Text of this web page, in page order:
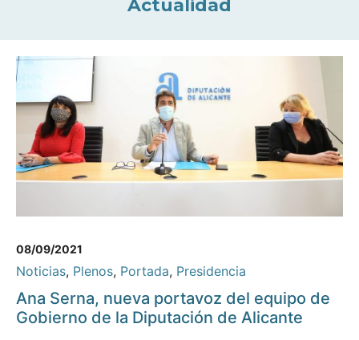
Actualidad
08/09/2021
Noticias, Plenos, Portada, Presidencia
Ana Serna, nueva portavoz del equipo de
Gobierno de la Diputación de Alicante